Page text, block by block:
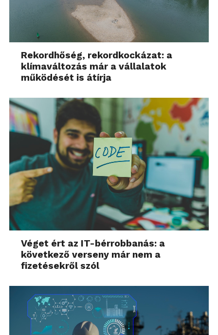
Rekordhőség, rekordkockázat: a
klímaváltozás már a vállalatok
működését is átírja
Véget ért az IT-bérrobbanás: a
következő verseny már nem a
fizetésekről szól